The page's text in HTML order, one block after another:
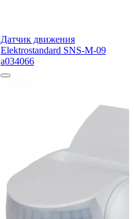
Датчик движения
Elektrostandard SNS-M-09
a034066